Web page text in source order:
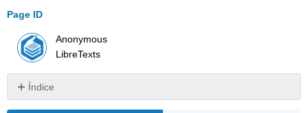
Page ID
Anonymous
LibreTexts
Índice